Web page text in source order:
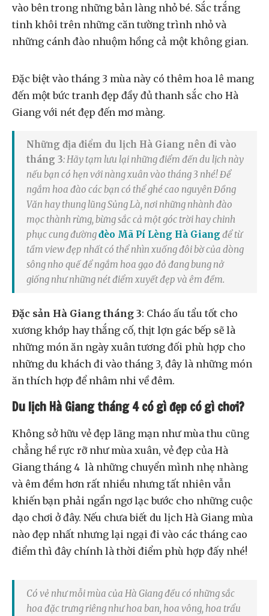
vào bên trong những bản làng nhỏ bé. Sắc trắng
tinh khôi trên những căn tường trình nhỏ và
những cánh đào nhuộm hồng cả một không gian.
Đặc biệt vào tháng 3 mùa này có thêm hoa lê mang
đến một bức tranh đẹp đầy đủ thanh sắc cho Hà
Giang với nét đẹp đến mơ màng.
Những địa điểm du lịch Hà Giang nên đi vào
tháng 3: Hãy tạm lưu lại những điểm đến du lịch này
nếu bạn có hẹn với nàng xuân vào tháng 3 nhé! Để
ngắm hoa đào các bạn có thể ghé cao nguyên Đồng
Văn hay thung lũng Sủng Là, nơi những nhành đào
mọc thành rừng, bừng sắc cả một góc trời hay chinh
phục cung đườngđèo Mã Pí Lèng Hà Giang để từ
tầm view đẹp nhất có thể nhìn xuống đôi bờ của dòng
sông nho quế để ngắm hoa gạo đỏ đang bung nở
giống như những nét điểm xuyết đẹp và êm đềm.
Đặc sản Hà Giang tháng 3: Cháo ấu tẩu tốt cho
xương khớp hay thắng cố, thịt lợn gác bếp sẽ là
những món ăn ngày xuân tương đối phù hợp cho
những du khách đi vào tháng 3, đây là những món
ăn thích hợp để nhâm nhi về đêm.
Du lịch Hà Giang tháng 4 có gì đẹp có gì chơi?
Không sở hữu vẻ đẹp lãng mạn như mùa thu cũng
chẳng hề rực rỡ như mùa xuân, vẻ đẹp của Hà
Giang tháng 4 là những chuyển mình nhẹ nhàng
và êm đềm hơn rất nhiều nhưng tất nhiên vẫn
khiến bạn phải ngẩn ngơ lạc bước cho những cuộc
dạo chơi ở đây. Nếu chưa biết du lịch Hà Giang mùa
nào đẹp nhất nhưng lại ngại đi vào các tháng cao
điểm thì đây chính là thời điểm phù hợp đấy nhé!
Có vẻ như mỗi mùa của Hà Giang đều có những sắc
hoa đặc trưng riêng như hoa ban, hoa vông, hoa trẩu